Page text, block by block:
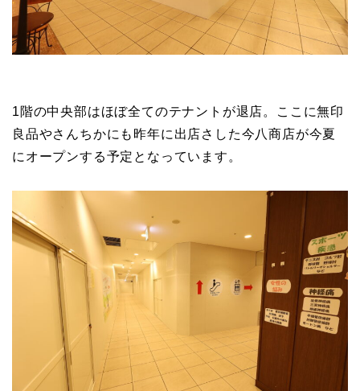
1階の中央部はほぼ全てのテナントが退店。ここに無印
良品やさんちかにも昨年に出店さした今八商店が今夏
にオープンする予定となっています。